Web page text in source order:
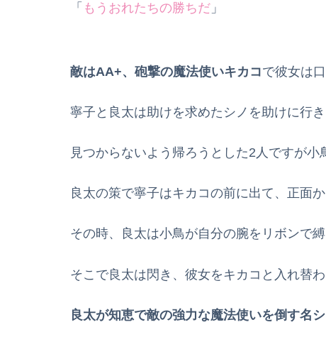
「 もうおれたちの勝ちだ 」
敵はAA+、砲撃の魔法使いキカコで彼女は
寧子と良太は助けを求めたシノを助けに行
見つからないよう帰ろうとした2人ですが小
良太の策で寧子はキカコの前に出て、正面
その時、良太は小鳥が自分の腕をリボンで
そこで良太は閃き、彼女をキカコと入れ替
良太が知恵で敵の強力な魔法使いを倒す名